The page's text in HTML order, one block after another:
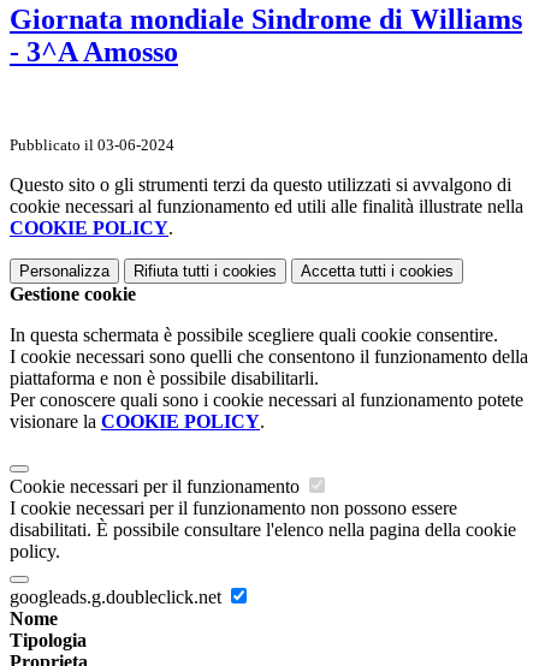
Giornata mondiale Sindrome di Williams
- 3^A Amosso
Pubblicato il 03-06-2024
Questo sito o gli strumenti terzi da questo utilizzati si avvalgono di
cookie necessari al funzionamento ed utili alle finalità illustrate nella
COOKIE POLICY.
Personalizza Rifiuta tutti i cookies Accetta tutti i cookies
Gestione cookie
In questa schermata è possibile scegliere quali cookie consentire.
I cookie necessari sono quelli che consentono il funzionamento della
piattaforma e non è possibile disabilitarli.
Per conoscere quali sono i cookie necessari al funzionamento potete
visionare la COOKIE POLICY.
Cookie necessari per il funzionamento
I cookie necessari per il funzionamento non possono essere
disabilitati. È possibile consultare l'elenco nella pagina della cookie
policy.
googleads.g.doubleclick.net
Nome
Tipologia
Proprieta